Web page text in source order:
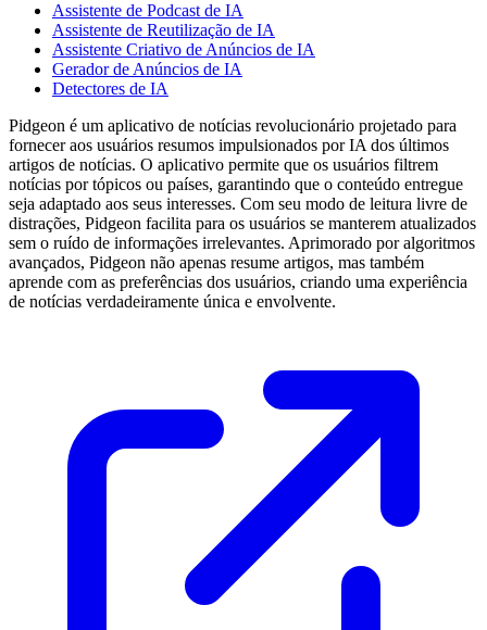
Assistente de Podcast de IA
Assistente de Reutilização de IA
Assistente Criativo de Anúncios de IA
Gerador de Anúncios de IA
Detectores de IA
Pidgeon é um aplicativo de notícias revolucionário projetado para
fornecer aos usuários resumos impulsionados por IA dos últimos
artigos de notícias. O aplicativo permite que os usuários filtrem
notícias por tópicos ou países, garantindo que o conteúdo entregue
seja adaptado aos seus interesses. Com seu modo de leitura livre de
distrações, Pidgeon facilita para os usuários se manterem atualizados
sem o ruído de informações irrelevantes. Aprimorado por algoritmos
avançados, Pidgeon não apenas resume artigos, mas também
aprende com as preferências dos usuários, criando uma experiência
de notícias verdadeiramente única e envolvente.